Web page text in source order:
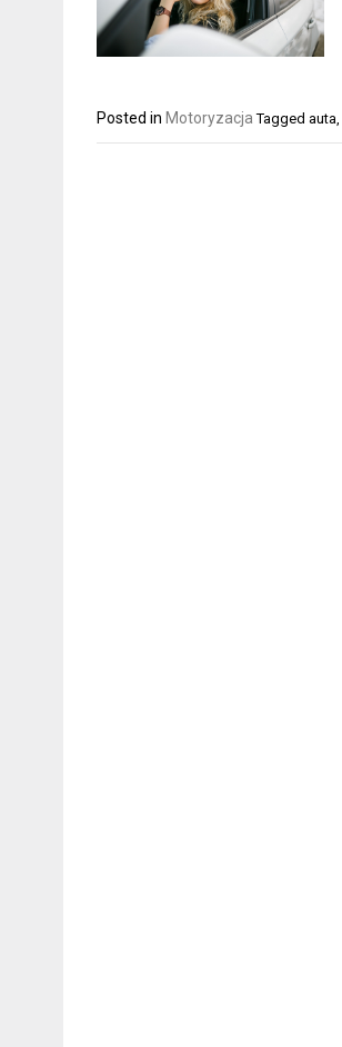
Posted in Motoryzacja Tagged auta